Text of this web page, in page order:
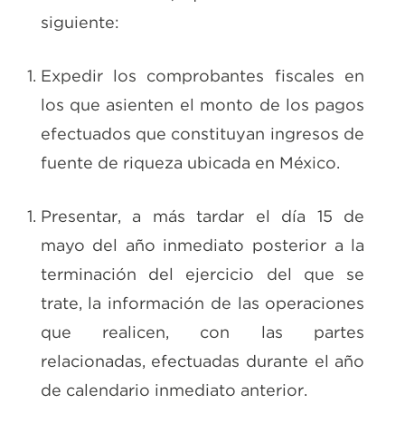
siguiente:
Expedir los comprobantes fiscales en
los que asienten el monto de los pagos
efectuados que constituyan ingresos de
fuente de riqueza ubicada en México.
Presentar, a más tardar el día 15 de
mayo del año inmediato posterior a la
terminación del ejercicio del que se
trate, la información de las operaciones
que realicen, con las partes
relacionadas, efectuadas durante el año
de calendario inmediato anterior.